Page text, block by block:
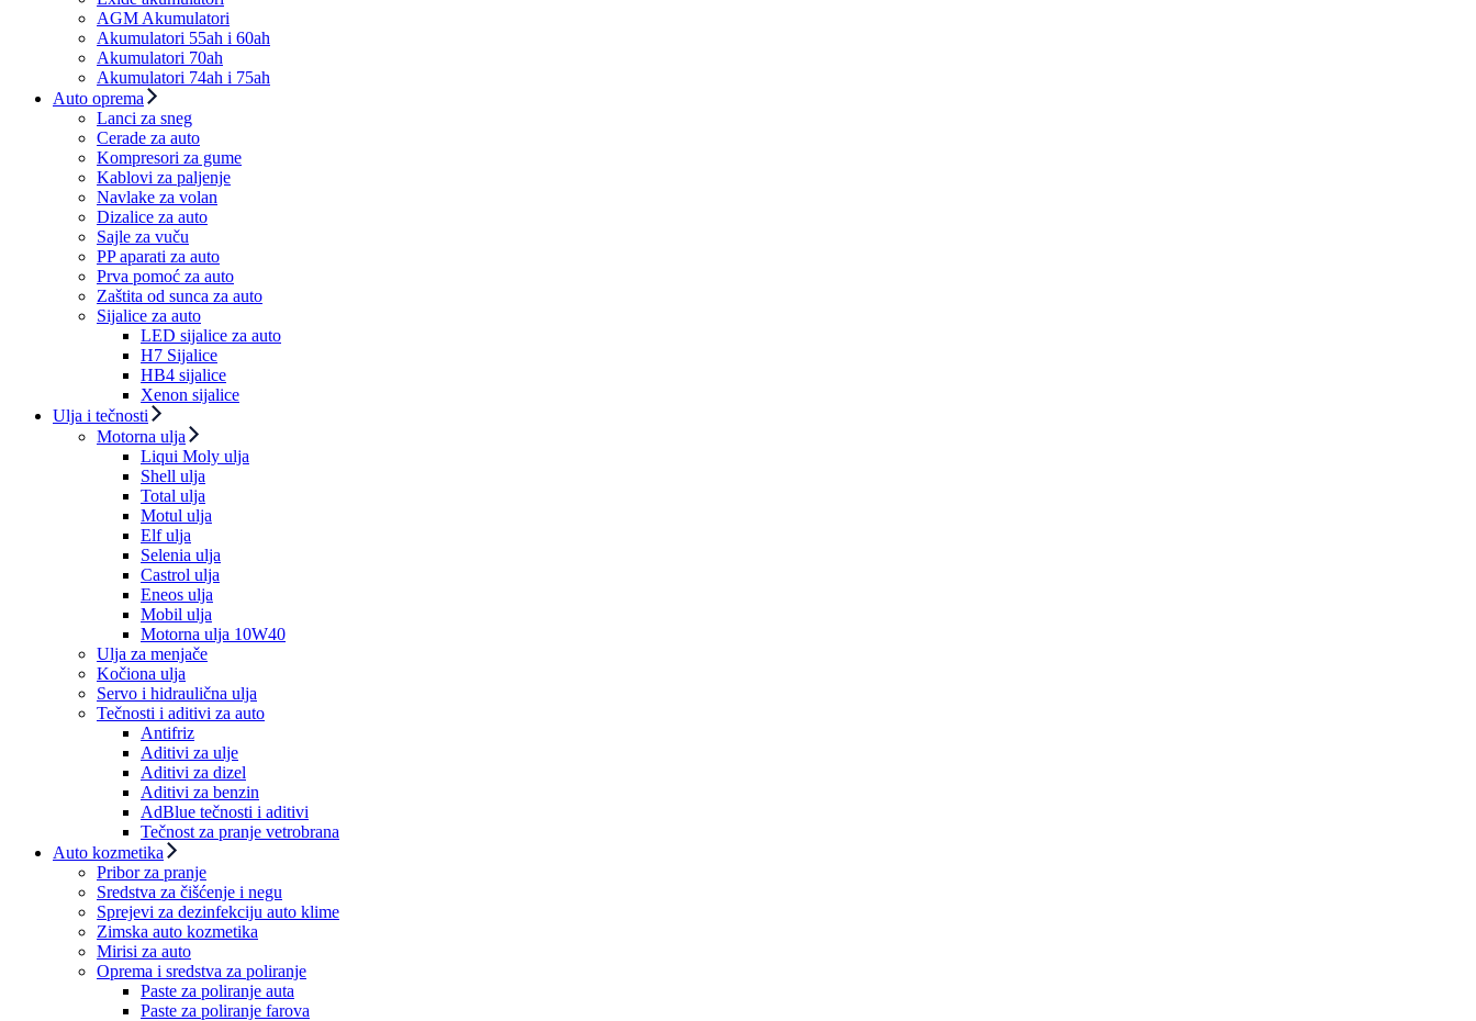
AGM Akumulatori
Akumulatori 55ah i 60ah
Akumulatori 70ah
Akumulatori 74ah i 75ah
Auto oprema
Lanci za sneg
Cerade za auto
Kompresori za gume
Kablovi za paljenje
Navlake za volan
Dizalice za auto
Sajle za vuču
PP aparati za auto
Prva pomoć za auto
Zaštita od sunca za auto
Sijalice za auto
LED sijalice za auto
H7 Sijalice
HB4 sijalice
Xenon sijalice
Ulja i tečnosti
Motorna ulja
Liqui Moly ulja
Shell ulja
Total ulja
Motul ulja
Elf ulja
Selenia ulja
Castrol ulja
Eneos ulja
Mobil ulja
Motorna ulja 10W40
Ulja za menjače
Kočiona ulja
Servo i hidraulična ulja
Tečnosti i aditivi za auto
Antifriz
Aditivi za ulje
Aditivi za dizel
Aditivi za benzin
AdBlue tečnosti i aditivi
Tečnost za pranje vetrobrana
Auto kozmetika
Pribor za pranje
Sredstva za čišćenje i negu
Sprejevi za dezinfekciju auto klime
Zimska auto kozmetika
Mirisi za auto
Oprema i sredstva za poliranje
Paste za poliranje auta
Paste za poliranje farova